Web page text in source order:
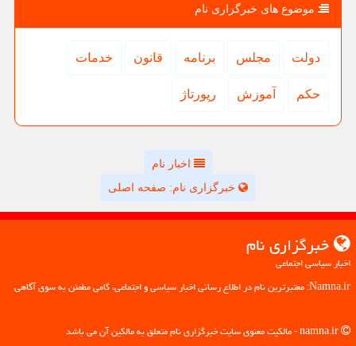
موضوع های خبرگزاری نام
دولت مجلس برنامه قانون خدمات
حكم آموزش رپورتاژ
اخبار نام
خبرگزاری نام: صفحه اصلی
خبرگزاری نام
اخبار سیاسی اجتماعی
Namna.ir: معتبرترین نام در اطلاع رسانی اخبار سیاسی و اجتماعی، گامی مطمئن به سوی آگاهی